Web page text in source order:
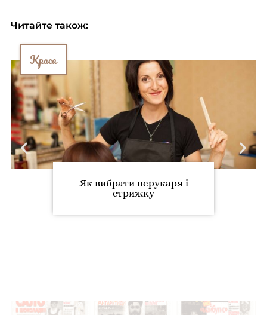
Читайте також:
Краса
Як вибрати перукаря і
стрижку